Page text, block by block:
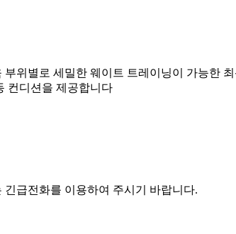
위별로 세밀한 웨이트 트레이닝이 가능한
컨디션을 제공합니다
급전화를 이용하여 주시기 바랍니다.